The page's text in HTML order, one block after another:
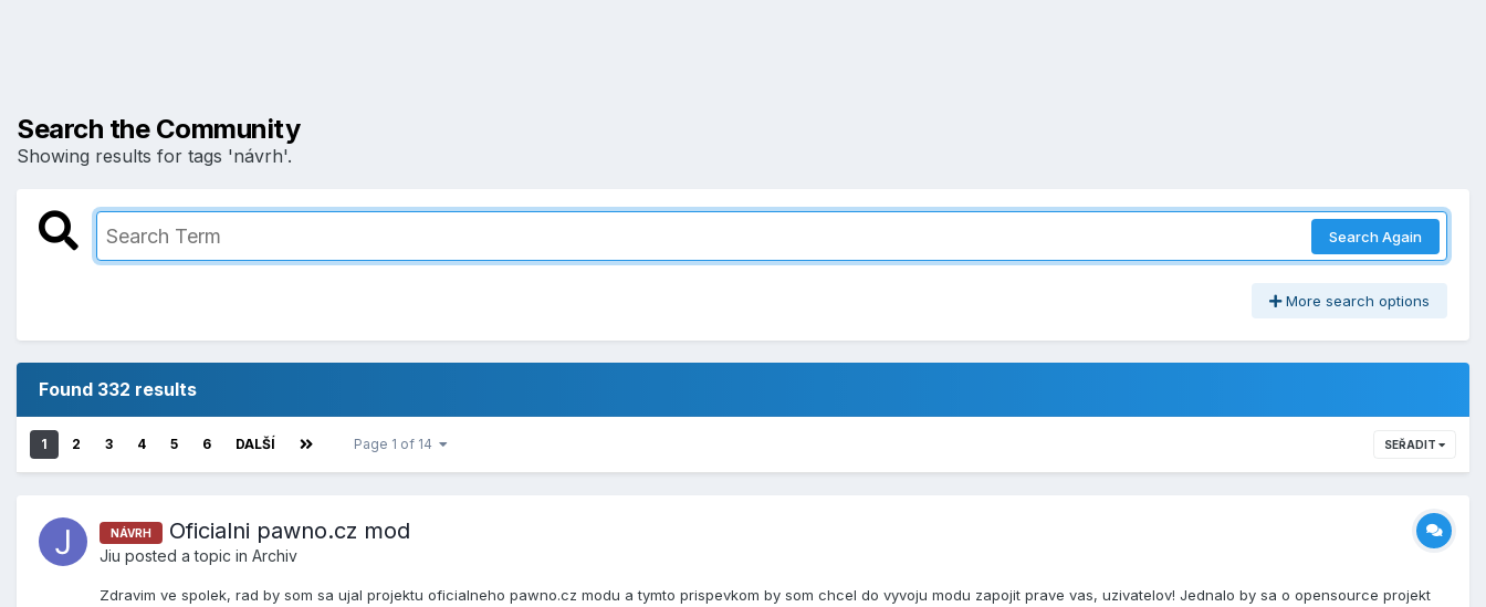
Search the Community
Showing results for tags 'návrh'.
Search Again
More search options
Found 332 results
1 2 3 4 5 6 DALŠÍ Page 1 of 14 SEŘADIT
NÁVRH Oficialni pawno.cz mod
Jiu posted a topic in Archiv
Zdravim ve spolek, rad by som sa ujal projektu oficialneho pawno.cz modu a tymto prispevkom by som chcel do vyvoju modu zapojit prave vas, uzivatelov! Jednalo by sa o opensource projekt